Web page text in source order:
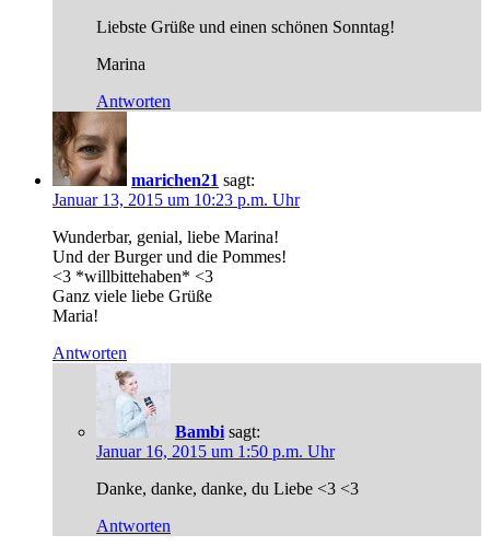
Liebste Grüße und einen schönen Sonntag!
Marina
Antworten
marichen21 sagt:
Januar 13, 2015 um 10:23 p.m. Uhr
Wunderbar, genial, liebe Marina!
Und der Burger und die Pommes!
<3 *willbittehaben* <3
Ganz viele liebe Grüße
Maria!
Antworten
Bambi sagt:
Januar 16, 2015 um 1:50 p.m. Uhr
Danke, danke, danke, du Liebe <3 <3
Antworten